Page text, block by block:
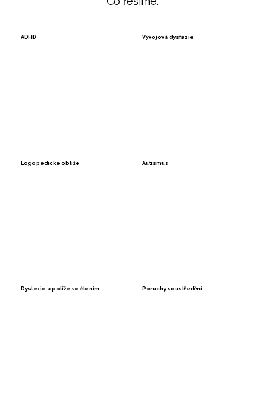
ADHD Vývojová dysfázie
Logopedické obtíže Autismus
Dyslexie a potíže se čtením Poruchy soustředění